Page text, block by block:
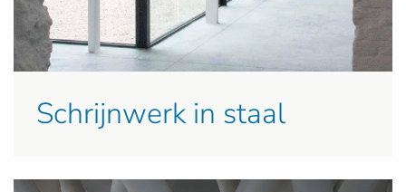
Schrijnwerk in staal